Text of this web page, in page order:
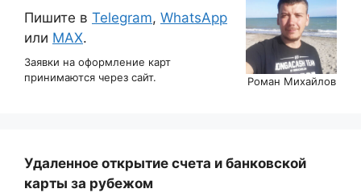
Пишите в Telegram, WhatsApp
или MAX.
Заявки на оформление карт
принимаются через сайт.
Роман Михайлов
Удаленное открытие счета и банковской
карты за рубежом